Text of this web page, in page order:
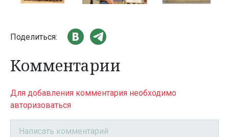
Поделиться:
Комментарии
Для добавления комментария необходимо
авторизоваться